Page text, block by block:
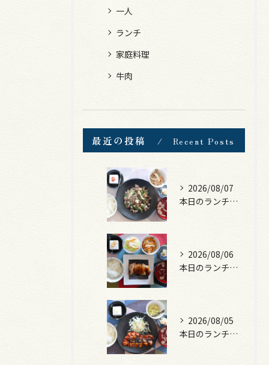
一人
ランチ
家庭料理
牛肉
最近の投稿 Recent Posts
2026/08/07
本日のランチは、黒毛和牛のチャプチェ！
2026/08/06
本日のランチは、照焼きチキン！
2026/08/05
本日のランチは、ロース豚カツ梅はさみ！